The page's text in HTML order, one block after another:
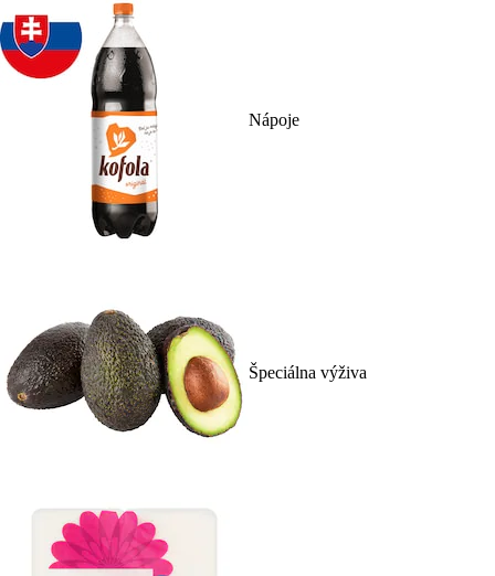
Nápoje
Špeciálna výživa